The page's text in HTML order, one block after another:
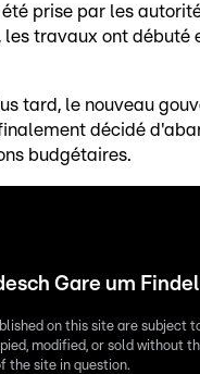
prise par les
les travaux ont débuté
tard, le nouveau
décidé
budgétaires.
Gare um Findel
on this site are subject
modified, or sold without
the site in question.